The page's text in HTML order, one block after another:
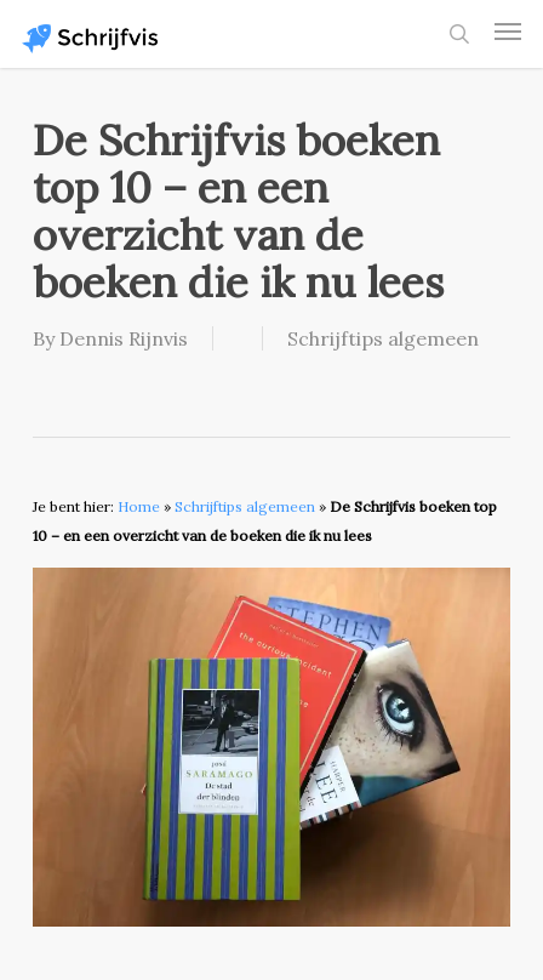
main
De Schrijfvis boeken
top 10 – en een
overzicht van de
boeken die ik nu lees
By Dennis Rijnvis Schrijftips algemeen
Je bent hier: Home» Schrijftips algemeen» De Schrijfvis boeken top
10 – en een overzicht van de boeken die ik nu lees